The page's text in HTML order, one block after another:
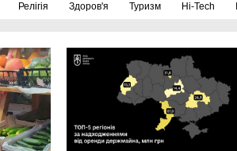
Релігія Здоров'я Туризм Hi-Tech